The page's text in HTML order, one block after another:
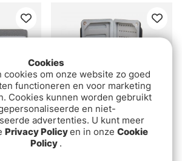
Guideline Ultralight Foam
Cookies
cookies om onze website zo goed
functioneren en voor marketing
Cookies kunnen worden gebruikt
en niet-
advertenties. U kunt meer
Privacy Policyen in onze Cookie
Policy .